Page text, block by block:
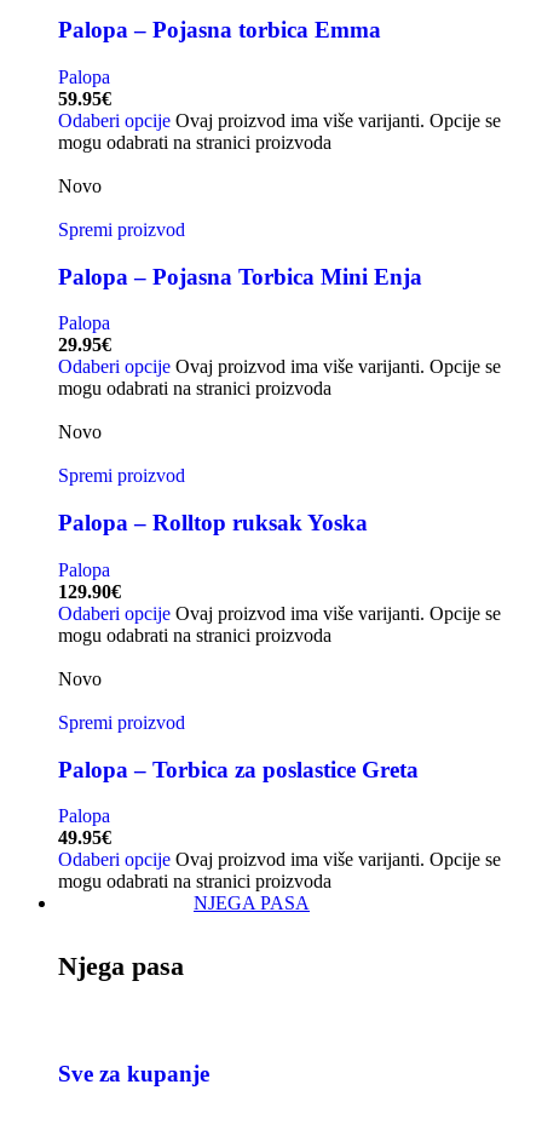
Palopa – Pojasna torbica Emma
Palopa
59.95€
Odaberi opcije Ovaj proizvod ima više varijanti. Opcije se
mogu odabrati na stranici proizvoda
Novo
Spremi proizvod
Palopa – Pojasna Torbica Mini Enja
Palopa
29.95€
Odaberi opcije Ovaj proizvod ima više varijanti. Opcije se
mogu odabrati na stranici proizvoda
Novo
Spremi proizvod
Palopa – Rolltop ruksak Yoska
Palopa
129.90€
Odaberi opcije Ovaj proizvod ima više varijanti. Opcije se
mogu odabrati na stranici proizvoda
Novo
Spremi proizvod
Palopa – Torbica za poslastice Greta
Palopa
49.95€
Odaberi opcije Ovaj proizvod ima više varijanti. Opcije se
mogu odabrati na stranici proizvoda
NJEGA PASA
Njega pasa
Sve za kupanje